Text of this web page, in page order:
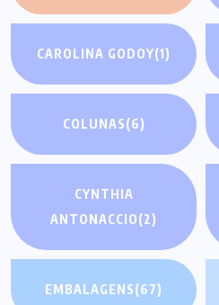
CAROLINA GODOY(1)
COLUNAS(6)
CYNTHIA
ANTONACCIO(2)
EMBALAGENS(67)